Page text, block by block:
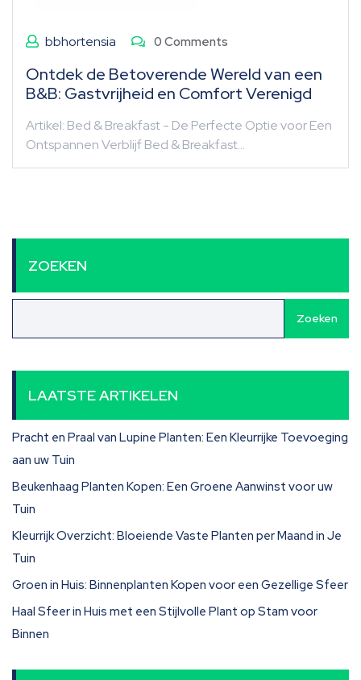
bbhortensia 0 Comments
Ontdek de Betoverende Wereld van een
B&B: Gastvrijheid en Comfort Verenigd
Artikel: Bed & Breakfast - De Perfecte Optie voor Een
Ontspannen Verblijf Bed & Breakfast…
ZOEKEN
Zoeken
LAATSTE ARTIKELEN
Pracht en Praal van Lupine Planten: Een Kleurrijke Toevoeging
aan uw Tuin
Beukenhaag Planten Kopen: Een Groene Aanwinst voor uw
Tuin
Kleurrijk Overzicht: Bloeiende Vaste Planten per Maand in Je
Tuin
Groen in Huis: Binnenplanten Kopen voor een Gezellige Sfeer
Haal Sfeer in Huis met een Stijlvolle Plant op Stam voor
Binnen